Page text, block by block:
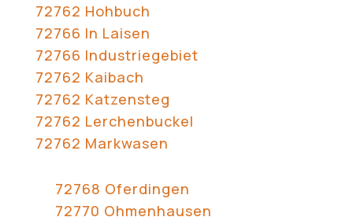
72762 Hohbuch
72766 In Laisen
72766 Industriegebiet
72762 Kaibach
72762 Katzensteg
72762 Lerchenbuckel
72762 Markwasen
72768 Oferdingen
72770 Ohmenhausen